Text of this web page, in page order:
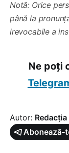
Notă: Orice
până la
irevocabile a
Ne poți
Autor:
Abonează-